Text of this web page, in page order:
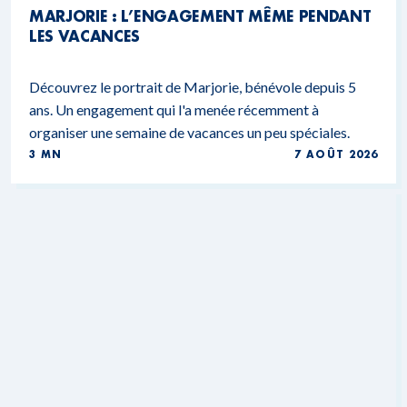
MARJORIE : L’ENGAGEMENT MÊME PENDANT
LES VACANCES
Découvrez le portrait de Marjorie, bénévole depuis 5
ans. Un engagement qui l'a menée récemment à
organiser une semaine de vacances un peu spéciales.
3 MN 7 AOÛT 2026